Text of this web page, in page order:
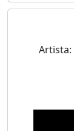
Artista: